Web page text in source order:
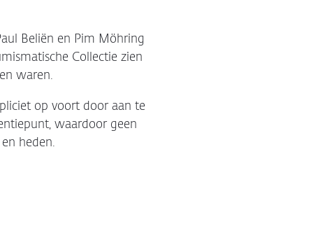
Beliën en Pim Möhring
Collectie zien
waren.
op voort door aan te
waardoor geen
heden.